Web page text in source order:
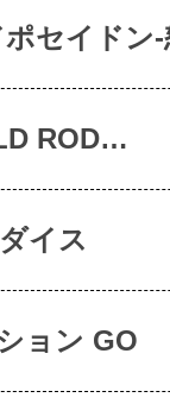
ポセイド
ROD…
イス
ョン GO